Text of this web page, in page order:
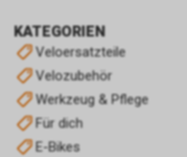
KATEGORIEN
Veloersatzteile
Velozubehör
Werkzeug & Pflege
Für dich
E-Bikes